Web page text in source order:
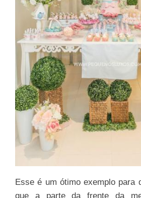
Esse é um ótimo exemplo para
que a parte da frente da